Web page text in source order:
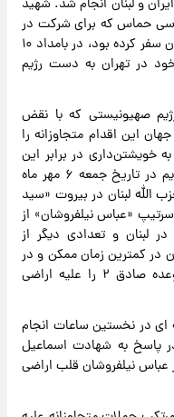
و لبنان انجام شد. شهید
حماس که برای شرکت در
مراسم تحلیف «مسعود پزشکیان» به تهران سفر کرده بود، در بامداد ۱۰
اقامت خود در تهران به دست رژیم
صهیونیستی که با نقض
این اقدام متجاوزانه را
خویشتن‌داری در برابر این
اقدام تروریستی دعوت کردند اما این رژیم در تاریخ جمعه ۶ مهر ماه
حزب الله لبنان در بیروت «سید
«عباس نیلفروشان» از
لبنان و تعدادی دیگر از
در کمترین زمان ممکن و در
تاریخ ۱۰ مهر ماه سال ۱۴۰۳ عملیات وعده صادق ۲ را علیه اراضی
ای در نخستین ساعات انجام
کرد که «در پاسخ به شهادت اسماعیل
عباس نیلفروشان قلب اراضی